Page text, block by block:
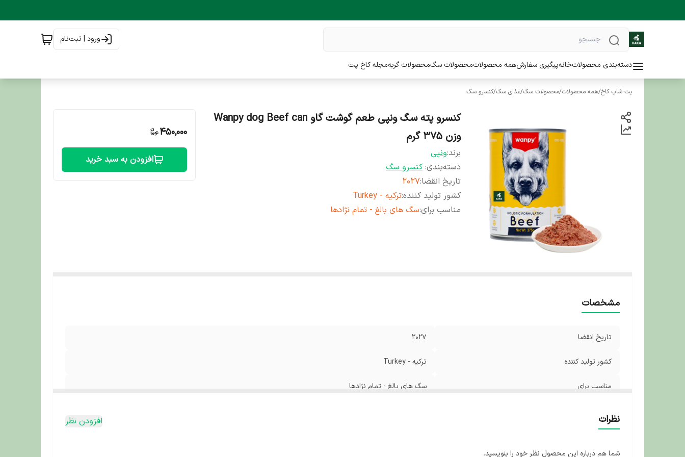
ورود | ثبت‌نام
دسته‌بندی محصولاتخانهپیگیری سفارشهمه محصولاتمحصولات سگمحصولات گربهمجله کاخ پت
پت شاپ کاخ/همه محصولات/محصولات سگ/غذای سگ/کنسرو سگ
کنسرو پته سگ ونپی طعم گوشت گاو Wanpy dog Beef can
وزن ۳۷۵ گرم
برند:ونپی
دسته‌بندی: کنسرو سگ
تاریخ انقضا:
2027
کشور تولید کننده:ترکیه - Turkey
مناسب برای:سگ های بالغ - تمام نژادها
450,000
افزودن به سبد خرید
مشخصات
تاریخ انقضا 2027
کشور تولید کننده ترکیه - Turkey
مناسب برای سگ های بالغ - تمام نژادها
نظرات افزودن نظر
شما هم درباره این محصول نظر خود را بنویسید.